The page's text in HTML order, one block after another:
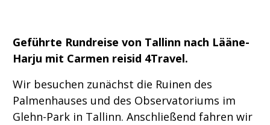
Geführte Rundreise von Tallinn nach Lääne-
Harju mit Carmen reisid 4Travel.
Wir besuchen zunächst die Ruinen des
Palmenhauses und des Observatoriums im
Glehn-Park in Tallinn. Anschließend fahren wir